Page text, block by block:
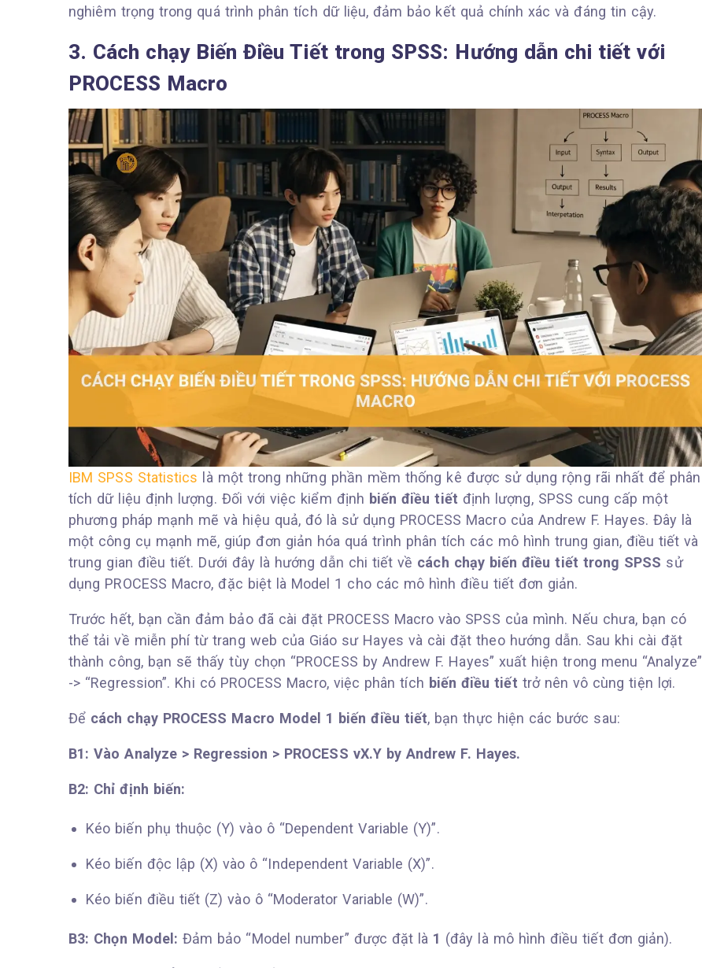
nghiêm trọng trong quá trình phân tích dữ liệu, đảm bảo kết quả chính xác và đáng tin cậy.
3. Cách chạy Biến Điều Tiết trong SPSS: Hướng dẫn chi tiết với
PROCESS Macro
IBM SPSS Statistics là một trong những phần mềm thống kê được sử dụng rộng rãi nhất để phân
tích dữ liệu định lượng. Đối với việc kiểm định biến điều tiết định lượng, SPSS cung cấp một
phương pháp mạnh mẽ và hiệu quả, đó là sử dụng PROCESS Macro của Andrew F. Hayes. Đây là
một công cụ mạnh mẽ, giúp đơn giản hóa quá trình phân tích các mô hình trung gian, điều tiết và
trung gian điều tiết. Dưới đây là hướng dẫn chi tiết về cách chạy biến điều tiết trong SPSS sử
dụng PROCESS Macro, đặc biệt là Model 1 cho các mô hình điều tiết đơn giản.
Trước hết, bạn cần đảm bảo đã cài đặt PROCESS Macro vào SPSS của mình. Nếu chưa, bạn có
thể tải về miễn phí từ trang web của Giáo sư Hayes và cài đặt theo hướng dẫn. Sau khi cài đặt
thành công, bạn sẽ thấy tùy chọn “PROCESS by Andrew F. Hayes” xuất hiện trong menu “Analyze”
-> “Regression”. Khi có PROCESS Macro, việc phân tích biến điều tiết trở nên vô cùng tiện lợi.
Để cách chạy PROCESS Macro Model 1 biến điều tiết, bạn thực hiện các bước sau:
B1: Vào Analyze > Regression > PROCESS vX.Y by Andrew F. Hayes.
B2: Chỉ định biến:
Kéo biến phụ thuộc (Y) vào ô “Dependent Variable (Y)”.
Kéo biến độc lập (X) vào ô “Independent Variable (X)”.
Kéo biến điều tiết (Z) vào ô “Moderator Variable (W)”.
B3: Chọn Model: Đảm bảo “Model number” được đặt là 1 (đây là mô hình điều tiết đơn giản).